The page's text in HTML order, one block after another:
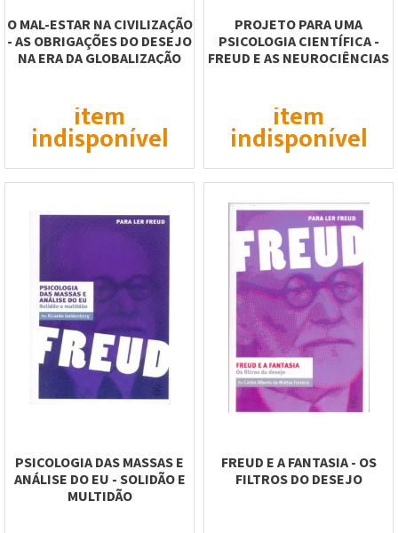
O MAL-ESTAR NA CIVILIZAÇÃO
- AS OBRIGAÇÕES DO DESEJO
NA ERA DA GLOBALIZAÇÃO
item
indisponível
PROJETO PARA UMA
PSICOLOGIA CIENTÍFICA -
FREUD E AS NEUROCIÊNCIAS
item
indisponível
PSICOLOGIA DAS MASSAS E
ANÁLISE DO EU - SOLIDÃO E
MULTIDÃO
FREUD E A FANTASIA - OS
FILTROS DO DESEJO